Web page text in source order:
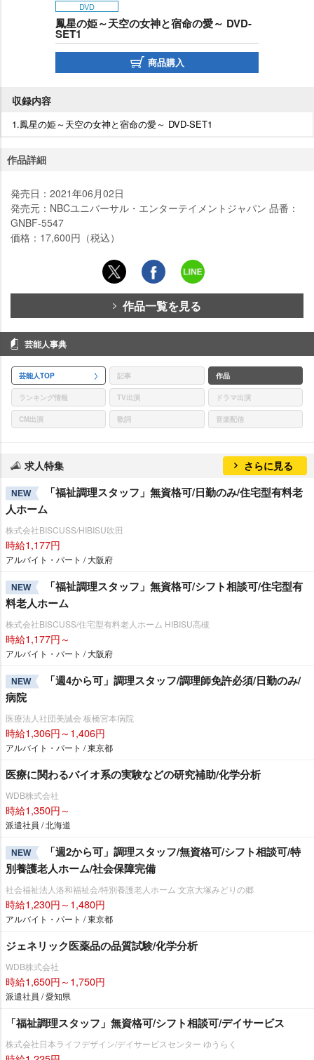
DVD
鳳星の姫～天空の女神と宿命の愛～ DVD-
SET1
商品購入
収録内容
1.鳳星の姫～天空の女神と宿命の愛～ DVD-SET1
作品詳細
発売日：2021年06月02日
発売元：NBCユニバーサル・エンターテイメントジャパン 品番：
GNBF-5547
価格：17,600円（税込）
作品一覧を見る
芸能人事典
芸能人TOP 記事 作品
ランキング情報 TV出演 ドラマ出演
CM出演 歌詞 音楽配信
求人特集 さらに見る
NEW
「福祉調理スタッフ」無資格可/日勤のみ/住宅型有料老
人ホーム
株式会社BISCUSS/HIBISU吹田
時給1,177円
アルバイト・パート / 大阪府
NEW
「福祉調理スタッフ」無資格可/シフト相談可/住宅型有
料老人ホーム
株式会社BISCUSS/住宅型有料老人ホーム HIBISU高槻
時給1,177円～
アルバイト・パート / 大阪府
NEW
「週4から可」調理スタッフ/調理師免許必須/日勤のみ/
病院
医療法人社団美誠会 板橋宮本病院
時給1,306円～1,406円
アルバイト・パート / 東京都
医療に関わるバイオ系の実験などの研究補助/化学分析
WDB株式会社
時給1,350円～
派遣社員 / 北海道
NEW
「週2から可」調理スタッフ/無資格可/シフト相談可/特
別養護老人ホーム/社会保障完備
社会福祉法人洛和福祉会/特別養護老人ホーム 文京大塚みどりの郷
時給1,230円～1,480円
アルバイト・パート / 東京都
ジェネリック医薬品の品質試験/化学分析
WDB株式会社
時給1,650円～1,750円
派遣社員 / 愛知県
「福祉調理スタッフ」無資格可/シフト相談可/デイサービス
株式会社日本ライフデザイン/デイサービスセンター ゆうらく